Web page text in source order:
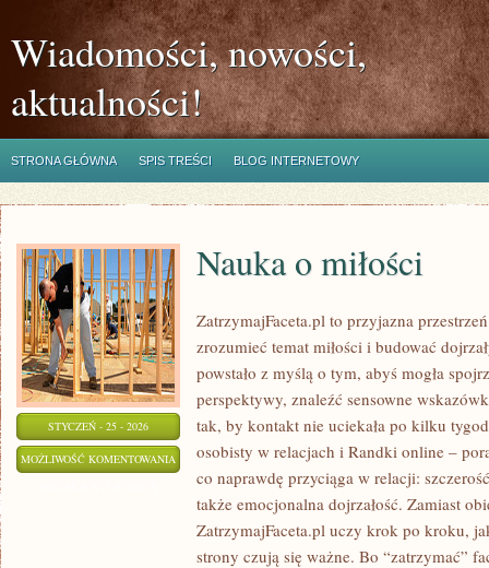
Wiadomości, nowości,
aktualności!
STRONA GŁÓWNA SPIS TREŚCI BLOG INTERNETOWY
STYCZEŃ - 25 - 2026
MOŻLIWOŚĆ KOMENTOWANIA NAUKA
MIŁOŚCI
Nauka o miłości
ZatrzymajFaceta.pl to przyjazna
zrozumieć temat miłości i budować
powstało z myślą o tym, abyś mogła
perspektywy, znaleźć sensowne
tak, by kontakt nie uciekała po kilku
osobisty w relacjach i Randki online –
co naprawdę przyciąga w relacji:
także emocjonalna dojrzałość. Zamiast
ZatrzymajFaceta.pl uczy krok po kroku,
strony czują się ważne. Bo “zatrzymać”